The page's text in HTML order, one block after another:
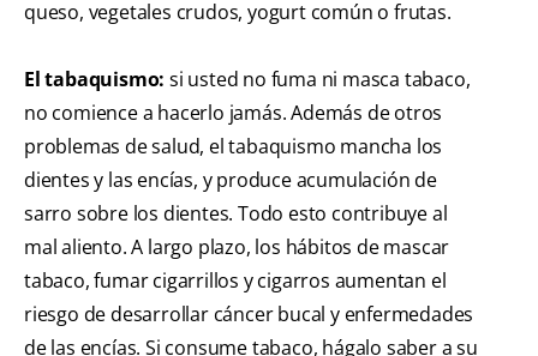
queso, vegetales crudos, yogurt común o frutas.
El tabaquismo: si usted no fuma ni masca tabaco,
no comience a hacerlo jamás. Además de otros
problemas de salud, el tabaquismo mancha los
dientes y las encías, y produce acumulación de
sarro sobre los dientes. Todo esto contribuye al
mal aliento. A largo plazo, los hábitos de mascar
tabaco, fumar cigarrillos y cigarros aumentan el
riesgo de desarrollar cáncer bucal y enfermedades
de las encías. Si consume tabaco, hágalo saber a su